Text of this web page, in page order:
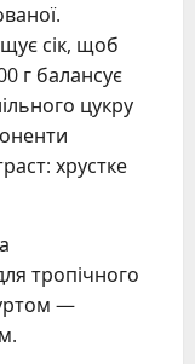
сік, щоб
г балансує
цукру
хрустке
тропічного
—